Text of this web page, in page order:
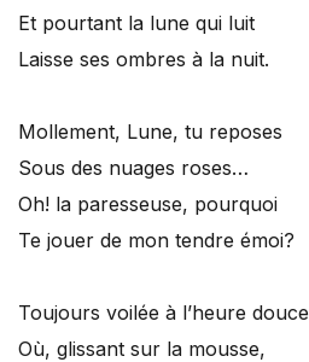
Et pourtant la lune qui luit
Laisse ses ombres à la nuit.
Mollement, Lune, tu reposes
Sous des nuages roses…
Oh! la paresseuse, pourquoi
Te jouer de mon tendre émoi?
Toujours voilée à l’heure douce
Où, glissant sur la mousse,